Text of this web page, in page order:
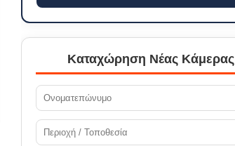
Καταχώρηση Νέας Κάμερας